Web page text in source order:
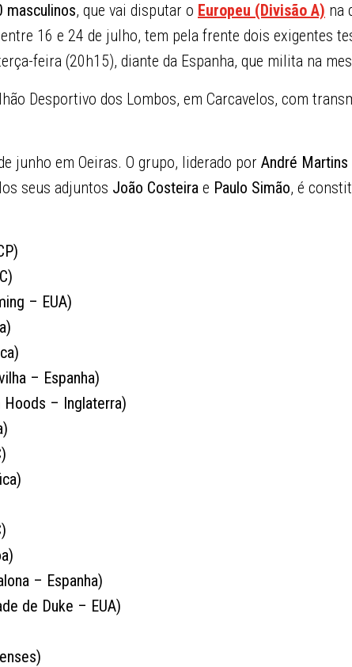
masculinos, que vai disputar o Europeu (Divisão A) na
16 e 24 de julho, tem pela frente dois exigentes
feira (20h15), diante da Espanha, que milita na
Desportivo dos Lombos, em Carcavelos, com
junho em Oeiras. O grupo, liderado por André Martins
seus adjuntos João Costeira e Paulo Simão, é
– EUA)
– Espanha)
– Inglaterra)
– Espanha)
de Duke – EUA)